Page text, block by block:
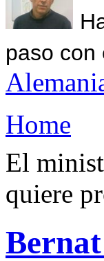
paso con
Home
El
quiere